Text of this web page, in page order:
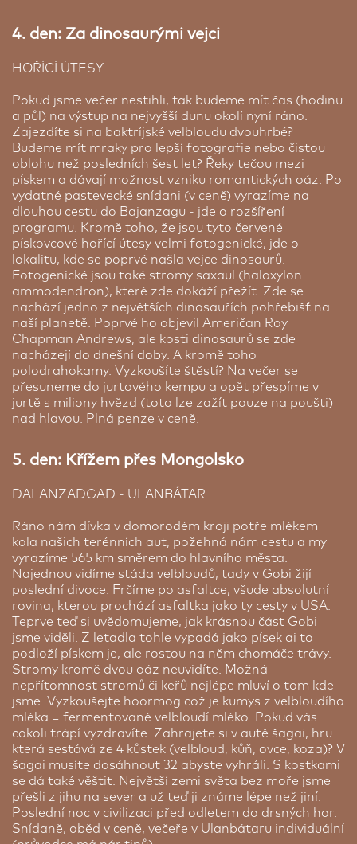
Tábor v mongolském Altaji
Mongolský Altaj | 3 noci
Mongolský Altaj – dřevěné domky i mongolské
jurty (3 až 5 nocí): Altaj často nemá takový luxus,
ale postavíme si kemp a užijeme si prostředí tak
jak se jen dá. Jurty a dřevěné domky na těchto
místech jsou jednoduše vybaveny. Na zemi jsou
koberce a uprostřed se nachází pícka, jejímž
prostřednictvím si budeme přitápět. Od lokálního
partnera budeme mít zajištěnou kvalitní výbavu a
o naše pohodlí se tak postarají samo nafukovací
karimatky a teplé spací pytle. V těchto jurtách a
dřevěných domcích nenajdeme sociální zařízení.
Na to nám bude sloužit příroda. Proto se na to
vlhčené ubrousky, papírové ubrousky a hygienické
4. den: Za dinosaurými vejci
HOŘÍCÍ ÚTESY
Pokud jsme večer nestihli, tak budeme mít čas (hodinu
a půl) na výstup na nejvyšší dunu okolí nyní ráno.
Zajezdíte si na baktríjské velbloudu dvouhrbé?
Budeme mít mraky pro lepší fotografie nebo čistou
oblohu než posledních šest let? Řeky tečou mezi
pískem a dávají možnost vzniku romantických oáz. Po
vydatné pastevecké snídani (v ceně) vyrazíme na
dlouhou cestu do Bajanzagu - jde o rozšíření
programu. Kromě toho, že jsou tyto červené
pískovcové hořící útesy velmi fotogenické, jde o
lokalitu, kde se poprvé našla vejce dinosaurů.
Fotogenické jsou také stromy saxaul (haloxylon
ammodendron), které zde dokáží přežít. Zde se
nachází jedno z největších dinosauřích pohřebišť na
naší planetě. Poprvé ho objevil Američan Roy
Chapman Andrews, ale kosti dinosaurů se zde
nacházejí do dnešní doby. A kromě toho
polodrahokamy. Vyzkoušíte štěstí? Na večer se
přesuneme do jurtového kempu a opět přespíme v
jurtě s miliony hvězd (toto lze zažít pouze na poušti)
nad hlavou. Plná penze v ceně.
5. den: Křížem přes Mongolsko
DALANZADGAD - ULANBÁTAR
Ráno nám dívka v domorodém kroji potře mlékem
kola našich terénních aut, požehná nám cestu a my
vyrazíme 565 km směrem do hlavního města.
Najednou vidíme stáda velbloudů, tady v Gobi žijí
poslední divoce. Frčíme po asfaltce, všude absolutní
rovina, kterou prochází asfaltka jako ty cesty v USA.
Teprve teď si uvědomujeme, jak krásnou část Gobi
jsme viděli. Z letadla tohle vypadá jako písek ai to
podloží pískem je, ale rostou na něm chomáče trávy.
Stromy kromě dvou oáz neuvidíte. Možná
nepřítomnost stromů či keřů nejlépe mluví o tom kde
jsme. Vyzkoušejte hoormog což je kumys z velbloudího
mléka = fermentované velbloudí mléko. Pokud vás
cokoli trápí vyzdravíte. Zahrajete si v autě šagai, hru
která sestává ze 4 kůstek (velbloud, kůň, ovce, koza)? V
šagai musíte dosáhnout 32 abyste vyhráli. S kostkami
se dá také věštit. Největší zemi světa bez moře jsme
přešli z jihu na sever a už teď ji známe lépe než jiní.
Poslední noc v civilizaci před odletem do drsných hor.
Snídaně, oběd v ceně, večeře v Ulanbátaru individuální